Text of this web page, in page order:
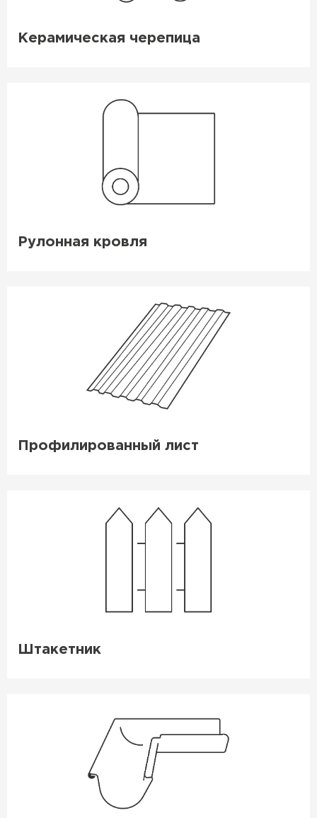
Керамическая черепица
Рулонная кровля
Профилированный лист
Штакетник
ПЕРЕЙТИ
Цементно-песчаная черепица